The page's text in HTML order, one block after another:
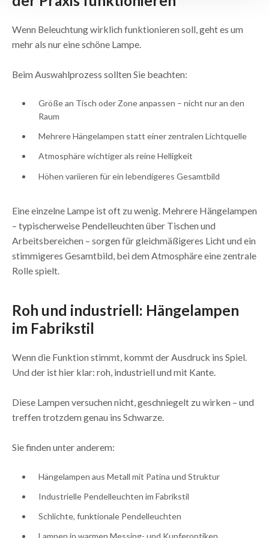
Wenn Beleuchtung wirklich funktionieren soll, geht es um
mehr als nur eine schöne Lampe.
Beim Auswahlprozess sollten Sie beachten:
Größe an Tisch oder Zone anpassen – nicht nur an den
Raum
Mehrere Hängelampen statt einer zentralen Lichtquelle
Atmosphäre wichtiger als reine Helligkeit
Höhen variieren für ein lebendigeres Gesamtbild
Eine einzelne Lampe ist oft zu wenig. Mehrere Hängelampen
– typischerweise Pendelleuchten über Tischen und
Arbeitsbereichen – sorgen für gleichmäßigeres Licht und ein
stimmigeres Gesamtbild, bei dem Atmosphäre eine zentrale
Rolle spielt.
Roh und industriell: Hängelampen
im Fabrikstil
Wenn die Funktion stimmt, kommt der Ausdruck ins Spiel.
Und der ist hier klar: roh, industriell und mit Kante.
Diese Lampen versuchen nicht, geschniegelt zu wirken – und
treffen trotzdem genau ins Schwarze.
Sie finden unter anderem:
Hängelampen aus Metall mit Patina und Struktur
Industrielle Pendelleuchten im Fabrikstil
Schlichte, funktionale Pendelleuchten